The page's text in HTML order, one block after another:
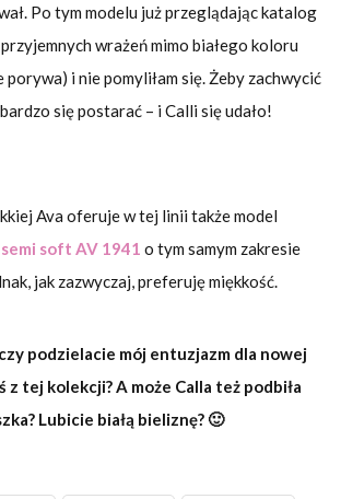
Po tym modelu już przeglądając katalog
wrażeń mimo białego koloru
i nie pomyliłam się. Żeby zachwycić
się postarać – i Calli się udało!
Ava oferuje w tej linii także model
semi soft AV 1941 o tym samym zakresie
jak zazwyczaj, preferuję miękkość.
podzielacie mój entuzjazm dla nowej
z tej kolekcji? A może Calla też podbiła
Lubicie białą bieliznę? 🙂